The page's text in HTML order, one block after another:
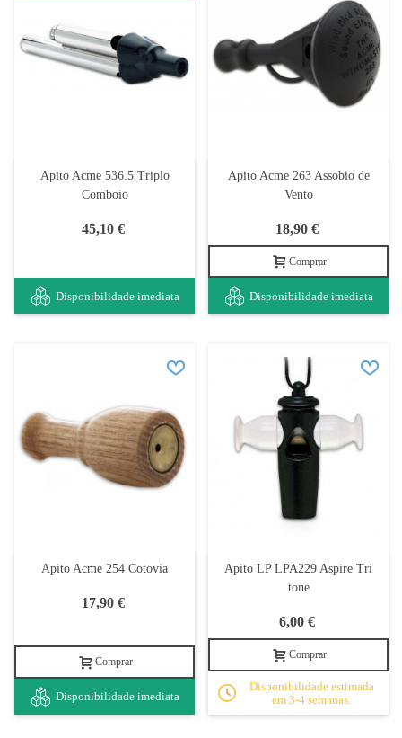
Apito Acme 536.5 Triplo
Comboio
45,10 €
Disponibilidade imediata
Apito Acme 263 Assobio de
Vento
18,90 €
Comprar
Disponibilidade imediata
Apito Acme 254 Cotovia
17,90 €
Comprar
Disponibilidade imediata
Apito LP LPA229 Aspire Tri
tone
6,00 €
Comprar
Disponibilidade estimada
em 3-4 semanas.